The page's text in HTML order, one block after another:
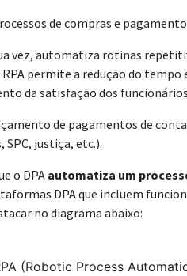
de compras e
vez, automatiza rotinas
permite a redução do
da satisfação dos
de pagamentos de
justiça, etc.).
o DPA automatiza um
DPA que incluem
no diagrama abaixo: